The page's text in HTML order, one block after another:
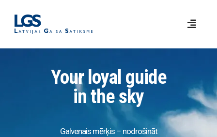
Your loyal guide
in the sky
Galvenais mērķis – nodrošināt